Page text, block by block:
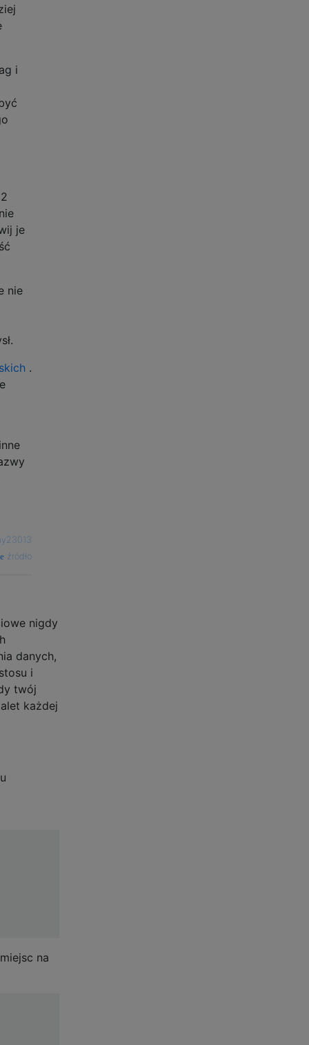
i
je
nie
.
źródło
nigdy
danych,
i
twój
każdej
na